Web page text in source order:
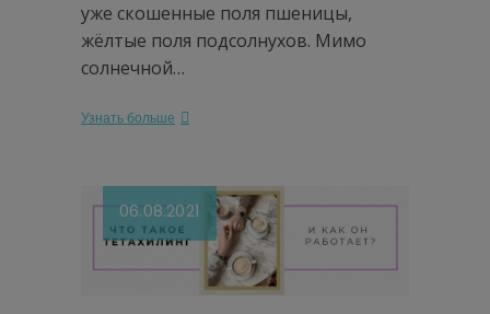
уже скошенные поля пшеницы,
жёлтые поля подсолнухов. Мимо
солнечной…
Узнать больше
06.08.2021